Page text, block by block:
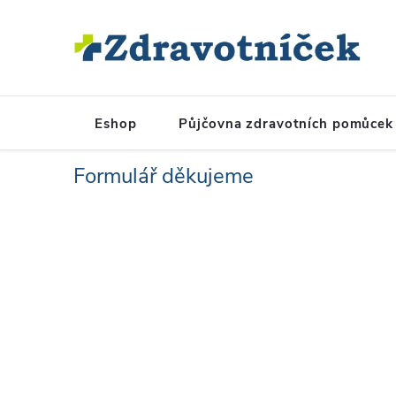
Eshop Půjčovna zdravotních pomůcek
Formulář děkujeme